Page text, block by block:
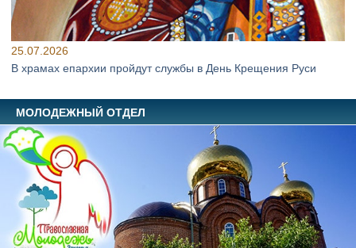
25.07.2026
В храмах епархии пройдут службы в День Крещения Руси
МОЛОДЕЖНЫЙ ОТДЕЛ